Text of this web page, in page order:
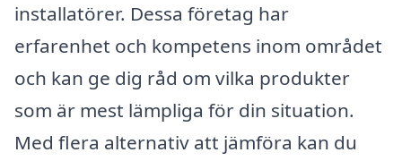
installatörer. Dessa företag har
erfarenhet och kompetens inom området
och kan ge dig råd om vilka produkter
som är mest lämpliga för din situation.
Med flera alternativ att jämföra kan du